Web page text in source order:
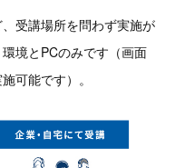
受講場所を問わず実施が
境とPCのみです（画面
可能です）。